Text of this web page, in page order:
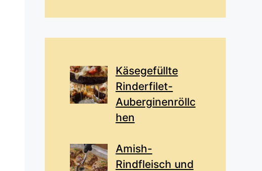
Käsegefüllte
Rinderfilet-
Auberginenröllc
hen
Amish-
Rindfleisch und